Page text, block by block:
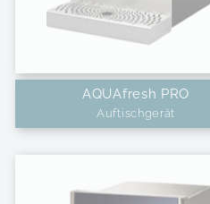
AQUAfresh PRO
Auftischgerät